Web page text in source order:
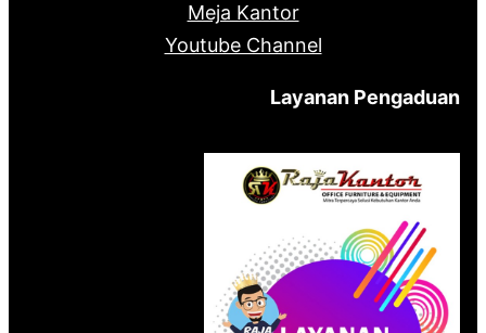
Meja Kantor
Youtube Channel
Layanan Pengaduan